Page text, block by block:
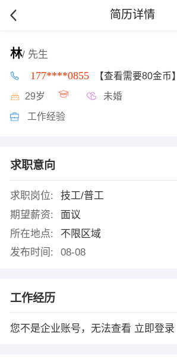
简历详情
林/ 先生
177****0855 【查看需要80金币】
29岁 未婚
工作经验
求职意向
求职岗位:
技工/普工
期望薪资:
面议
所在地点:
不限区域
发布时间:
08-08
工作经历
您不是企业账号，无法查看 立即登录